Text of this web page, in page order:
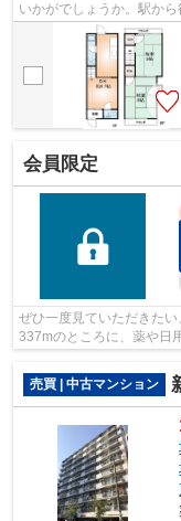
いかがでしょうか。駅か
スハウスです。ライフサー
会員限定
ぜひ一度見ていただきた
337mのところに、薬や日
売買 | 中古マンション